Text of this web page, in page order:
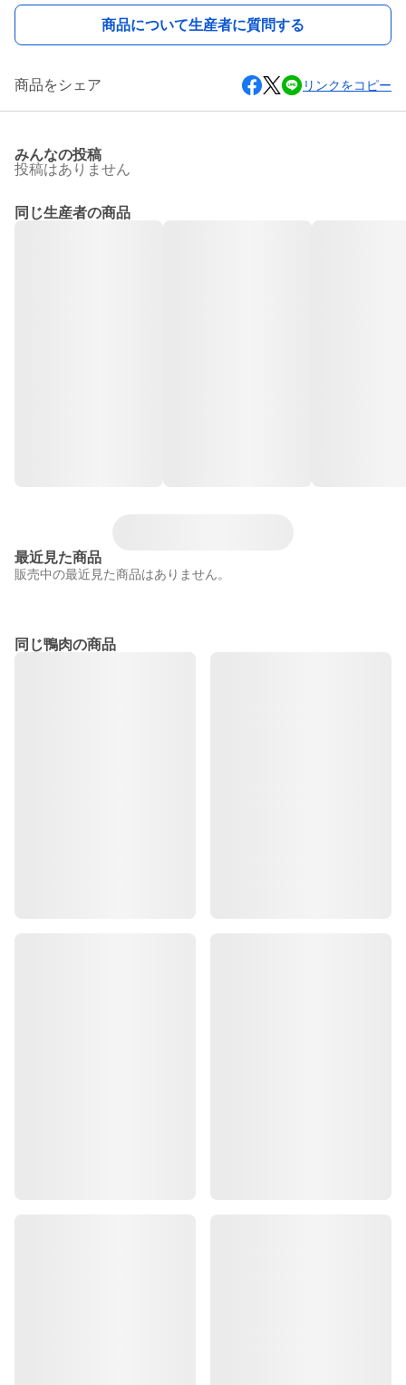
商品について生産者に質問する
商品をシェア リンクをコピー
みんなの投稿
投稿はありません
同じ生産者の商品
最近見た商品
販売中の最近見た商品はありません。
同じ鴨肉の商品